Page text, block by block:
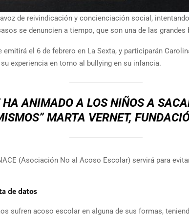
de reivindicación y concienciación social,
se denuncien a tiempo, que son una de las grandes
emitirá el 6 de febrero en La Sexta, y participarán
experiencia en torno al bullying en su infancia.
HA ANIMADO A LOS NIÑOS A
MARTA VERNET,
(Asociación No al Acoso Escolar) servirá para
de datos
sufren acoso escolar en alguna de sus formas,